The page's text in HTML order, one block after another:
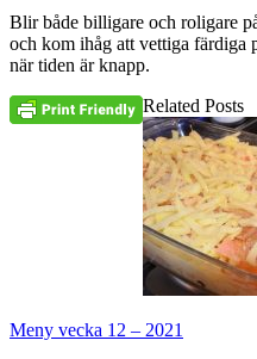
Blir både billigare och roligare
och kom ihåg att vettiga färdiga
när tiden är knapp.
Related Posts
Meny vecka 12 – 2021